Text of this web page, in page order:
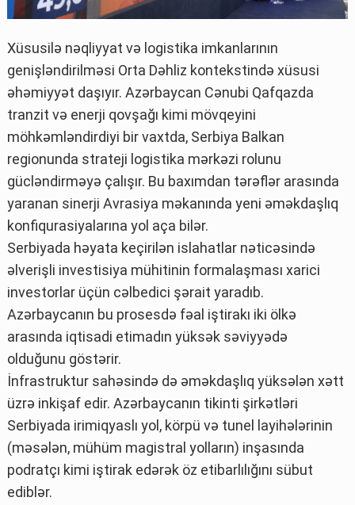
Xüsusilə nəqliyyat və logistika imkanlarının
genişləndirilməsi Orta Dəhliz kontekstində xüsusi
əhəmiyyət daşıyır. Azərbaycan Cənubi Qafqazda
tranzit və enerji qovşağı kimi mövqeyini
möhkəmləndirdiyi bir vaxtda, Serbiya Balkan
regionunda strateji logistika mərkəzi rolunu
gücləndirməyə çalışır. Bu baxımdan tərəflər arasında
yaranan sinerji Avrasiya məkanında yeni əməkdaşlıq
konfiqurasiyalarına yol aça bilər.
Serbiyada həyata keçirilən islahatlar nəticəsində
əlverişli investisiya mühitinin formalaşması xarici
investorlar üçün cəlbedici şərait yaradıb.
Azərbaycanın bu prosesdə fəal iştirakı iki ölkə
arasında iqtisadi etimadın yüksək səviyyədə
olduğunu göstərir.
İnfrastruktur sahəsində də əməkdaşlıq yüksələn xətt
üzrə inkişaf edir. Azərbaycanın tikinti şirkətləri
Serbiyada irimiqyaslı yol, körpü və tunel layihələrinin
(məsələn, mühüm magistral yolların) inşasında
podratçı kimi iştirak edərək öz etibarlılığını sübut
ediblər.